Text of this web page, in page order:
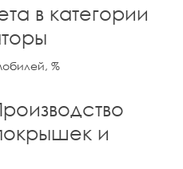
в категории
%
и